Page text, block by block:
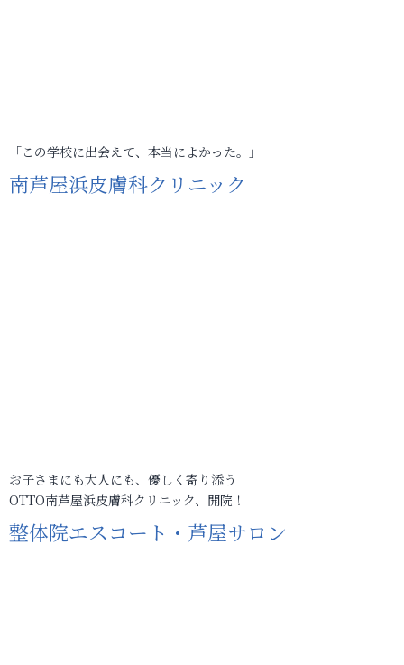
「この学校に出会えて、本当によかった。」
南芦屋浜皮膚科クリニック
お子さまにも大人にも、優しく寄り添う
OTTO南芦屋浜皮膚科クリニック、開院！
整体院エスコート・芦屋サロン